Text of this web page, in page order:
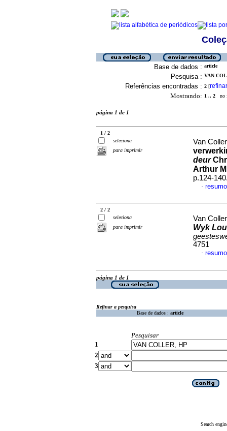
Base de dados : article
Pesquisa : VAN
Referências encontradas : 2 [refinar
Mostrando: 1 .. 2 no
página 1 de 1
1 / 2
seleciona
para imprimir
Van
deur
Arthur
p.124-
·
2 / 2
seleciona
para imprimir
Van
Wyk
4751
·
página 1 de 1
Refinar a pesquisa
Base de dados : article
Pesquisar
1
2
3
Search